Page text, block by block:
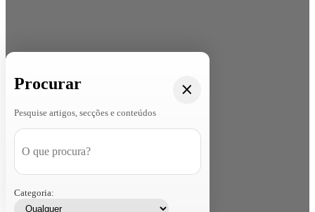
Procurar
Pesquise artigos, secções e conteúdos
Categoria: